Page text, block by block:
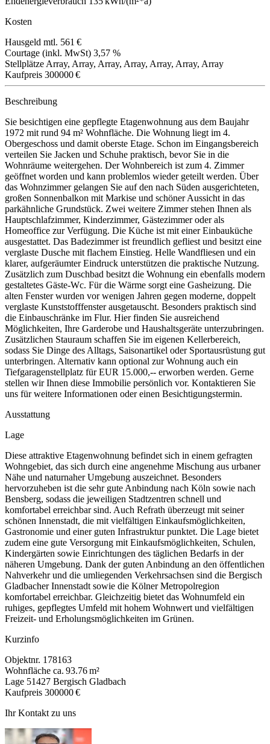
Kosten
Hausgeld mtl. 561 €
Courtage (inkl. MwSt) 3,57 %
Stellplätze Array, Array, Array, Array, Array, Array, Array
Kaufpreis 300000 €
Beschreibung
Sie besichtigen eine gepflegte Etagenwohnung aus dem Baujahr
1972 mit rund 94 m² Wohnfläche. Die Wohnung liegt im 4.
Obergeschoss und damit oberste Etage. Schon im Eingangsbereich
verteilen Sie Jacken und Schuhe praktisch, bevor Sie in die
Wohnräume weitergehen. Der Wohnbereich ist zum 4. Zimmer
geöffnet worden und kann problemlos wieder geteilt werden. Über
das Wohnzimmer gelangen Sie auf den nach Süden ausgerichteten,
großen Sonnenbalkon mit Markise und schöner Aussicht in das
parkähnliche Grundstück. Zwei weitere Zimmer stehen Ihnen als
Hauptschlafzimmer, Kinderzimmer, Gästezimmer oder als
Homeoffice zur Verfügung. Die Küche ist mit einer Einbauküche
ausgestattet. Das Badezimmer ist freundlich gefliest und besitzt eine
verglaste Dusche mit flachem Einstieg. Helle Wandfliesen und ein
klarer, aufgeräumter Eindruck unterstützen die praktische Nutzung.
Zusätzlich zum Duschbad besitzt die Wohnung ein ebenfalls modern
gestaltetes Gäste-Wc. Für die Wärme sorgt eine Gasheizung. Die
alten Fenster wurden vor wenigen Jahren gegen moderne, doppelt
verglaste Kunststofffenster ausgetauscht. Besonders praktisch sind
die Einbauschränke im Flur. Hier finden Sie ausreichend
Möglichkeiten, Ihre Garderobe und Haushaltsgeräte unterzubringen.
Zusätzlichen Stauraum schaffen Sie im eigenen Kellerbereich,
sodass Sie Dinge des Alltags, Saisonartikel oder Sportausrüstung gut
unterbringen. Alternativ kann optional zur Wohnung auch ein
Tiefgaragenstellplatz für EUR 15.000,-- erworben werden. Gerne
stellen wir Ihnen diese Immobilie persönlich vor. Kontaktieren Sie
uns für weitere Informationen oder einen Besichtigungstermin.
Ausstattung
Lage
Diese attraktive Etagenwohnung befindet sich in einem gefragten
Wohngebiet, das sich durch eine angenehme Mischung aus urbaner
Nähe und naturnaher Umgebung auszeichnet. Besonders
hervorzuheben ist die sehr gute Anbindung nach Köln sowie nach
Bensberg, sodass die jeweiligen Stadtzentren schnell und
komfortabel erreichbar sind. Auch Refrath überzeugt mit seiner
schönen Innenstadt, die mit vielfältigen Einkaufsmöglichkeiten,
Gastronomie und einer guten Infrastruktur punktet. Die Lage bietet
zudem eine gute Versorgung mit Einkaufsmöglichkeiten, Schulen,
Kindergärten sowie Einrichtungen des täglichen Bedarfs in der
näheren Umgebung. Dank der guten Anbindung an den öffentlichen
Nahverkehr und die umliegenden Verkehrsachsen sind die Bergisch
Gladbacher Innenstadt sowie die Kölner Metropolregion
komfortabel erreichbar. Gleichzeitig bietet das Wohnumfeld ein
ruhiges, gepflegtes Umfeld mit hohem Wohnwert und vielfältigen
Freizeit- und Erholungsmöglichkeiten im Grünen.
Kurzinfo
Objektnr. 178163
Wohnfläche ca. 93.76 m²
Lage 51427 Bergisch Gladbach
Kaufpreis 300000 €
Ihr Kontakt zu uns